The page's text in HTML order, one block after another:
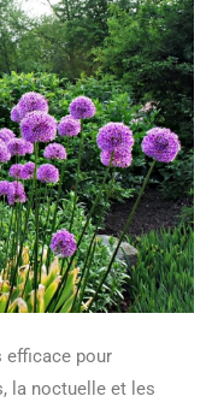
efficace pour
la noctuelle et les